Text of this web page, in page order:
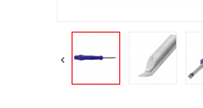
